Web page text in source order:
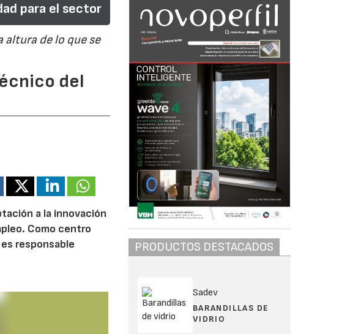
para el sector
altura de lo que se
del
a la innovación
Como centro
responsable
PRODUCTOS DESTACADOS
Sadev
BARANDILLAS DE
VIDRIO